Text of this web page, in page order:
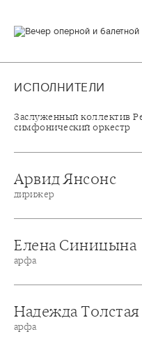
ИСПОЛНИТЕЛИ
Заслуженный коллектив
симфонический оркестр
Арвид Янсонс
дирижер
Елена Синицына
арфа
Надежда Толстая
арфа